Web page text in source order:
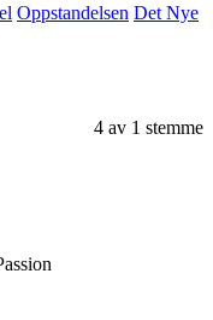
Oppstandelsen Det Nye
4 av 1 stemme